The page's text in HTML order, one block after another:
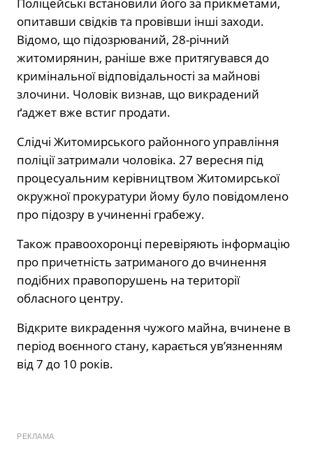
опитавши свідків та провівши інші заходи.
Відомо, що підозрюваний, 28-річний
житомирянин, раніше вже притягувався до
кримінальної відповідальності за майнові
злочини. Чоловік визнав, що викрадений
ґаджет вже встиг продати.
Слідчі Житомирського районного управління
поліції затримали чоловіка. 27 вересня під
процесуальним керівництвом Житомирської
окружної прокуратури йому було повідомлено
про підозру в учиненні грабежу.
Також правоохоронці перевіряють інформацію
про причетність затриманого до вчинення
подібних правопорушень на території
обласного центру.
Відкрите викрадення чужого майна, вчинене в
період воєнного стану, карається ув’язненням
від 7 до 10 років.
РЕКЛАМА